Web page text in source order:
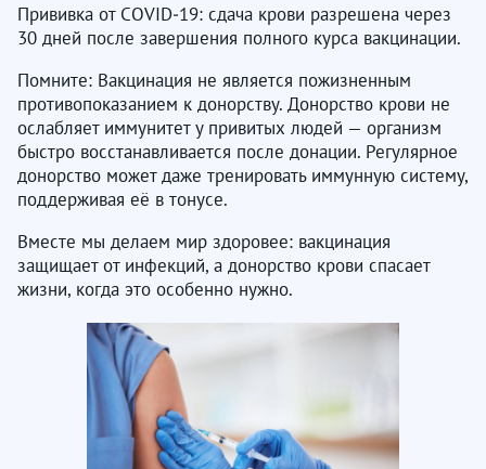
Прививка от COVID‑19: сдача крови разрешена через
30 дней после завершения полного курса вакцинации.
Помните: Вакцинация не является пожизненным
противопоказанием к донорству. Донорство крови не
ослабляет иммунитет у привитых людей — организм
быстро восстанавливается после донации. Регулярное
донорство может даже тренировать иммунную систему,
поддерживая её в тонусе. ​​​​​​​
Вместе мы делаем мир здоровее: вакцинация
защищает от инфекций, а донорство крови спасает
жизни, когда это особенно нужно.